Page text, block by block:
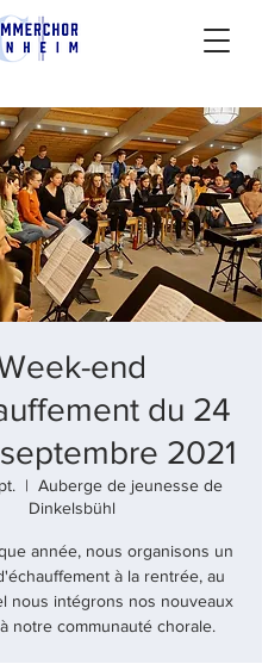
end
du 24
2021
  |
Auberge de jeunesse de
Dinkelsbühl
année, nous organisons un
à la rentrée, au
nous intégrons nos nouveaux
notre communauté chorale.